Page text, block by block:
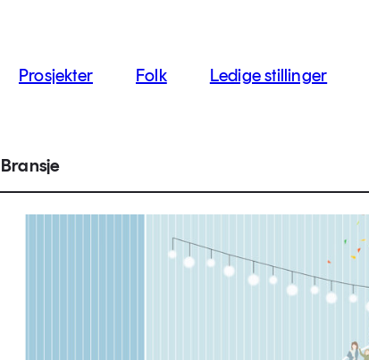
Prosjekter Folk Ledige stillinger
Bransje